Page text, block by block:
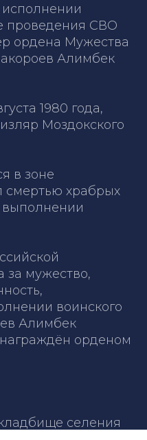
проведения СВО
ордена Мужества
Алимбек
1980 года,
Моздокского
в зоне
храбрых
выполнении
за мужество,
воинского
Алимбек
орденом
селения